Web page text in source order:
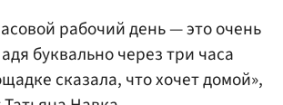
рабочий день — это очень
буквально через три часа
сказала, что хочет домой»,